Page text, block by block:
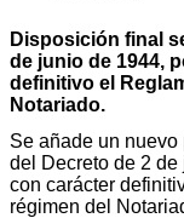
Disposición final
de junio de 1944,
definitivo el
Notariado.
Se añade un
del Decreto de 2
con carácter
régimen del